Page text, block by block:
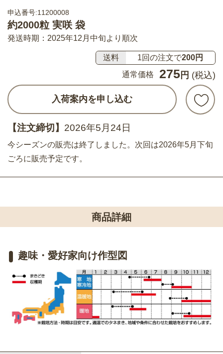
申込番号:11200008
約2000粒 実咲 袋
発送時期：2025年12月中旬より順次
送料 1回の注文で200円
通常価格
275 円 (税込)
入荷案内を申し込む
【注文締切】 2026年5月24日
今シーズンの販売は終了しました。次回は2026年5月下旬
ごろに販売予定です。
商品詳細
趣味・愛好家向け作型図